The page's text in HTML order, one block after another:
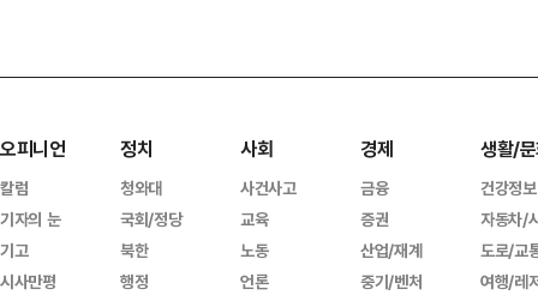
오피니언
칼럼
기자의 눈
기고
시사만평
정치
청와대
국회/정당
북한
행정
사회
사건사고
교육
노동
언론
경제
금융
증권
산업/재계
중기/벤처
생활/
건강정보
자동차/
도로/교
여행/레